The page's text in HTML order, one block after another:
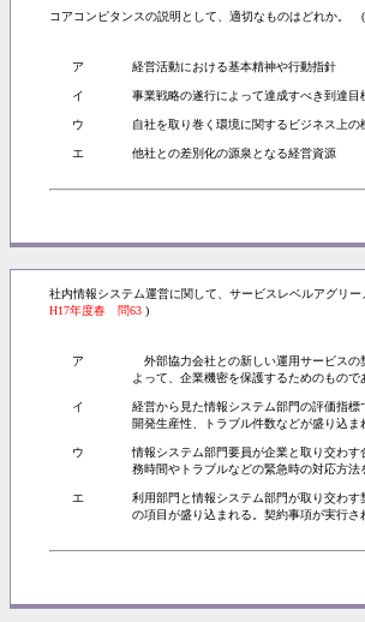
コアコンピタンスの説明として、適切なものはどれか。 (
ア 経営活動における基本精神や行動指針
イ 事業戦略の遂行によって達成すべき到達目
ウ 自社を取り巻く環境に関するビジネス上の
エ 他社との差別化の源泉となる経営資源
社内情報システム運営に関して、サービスレベルアグリ
H17年度春 問63 )
ア
外部協力会社との新しい運用サービスの
よって、企業機密を保護するためのもので
イ
経営から見た情報システム部門の評価指
開発生産性、トラブル件数などが盛り込ま
ウ
情報システム部門要員が企業と取り交わ
務時間やトラブルなどの緊急時の対応方法
エ
利用部門と情報システム部門が取り交わ
の項目が盛り込まれる。契約事項が実行